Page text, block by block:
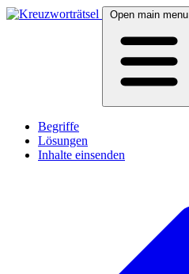
Open main menu
Begriffe
Lösungen
Inhalte einsenden